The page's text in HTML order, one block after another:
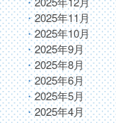
2025年11月
2025年10月
2025年9月
2025年8月
2025年6月
2025年5月
2025年4月